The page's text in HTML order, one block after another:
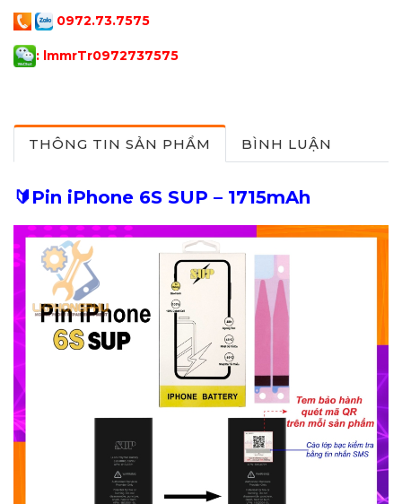
0972.73.7575
: lmmrTr0972737575
THÔNG TIN SẢN PHẨM BÌNH LUẬN
🔰Pin iPhone 6S SUP – 1715mAh